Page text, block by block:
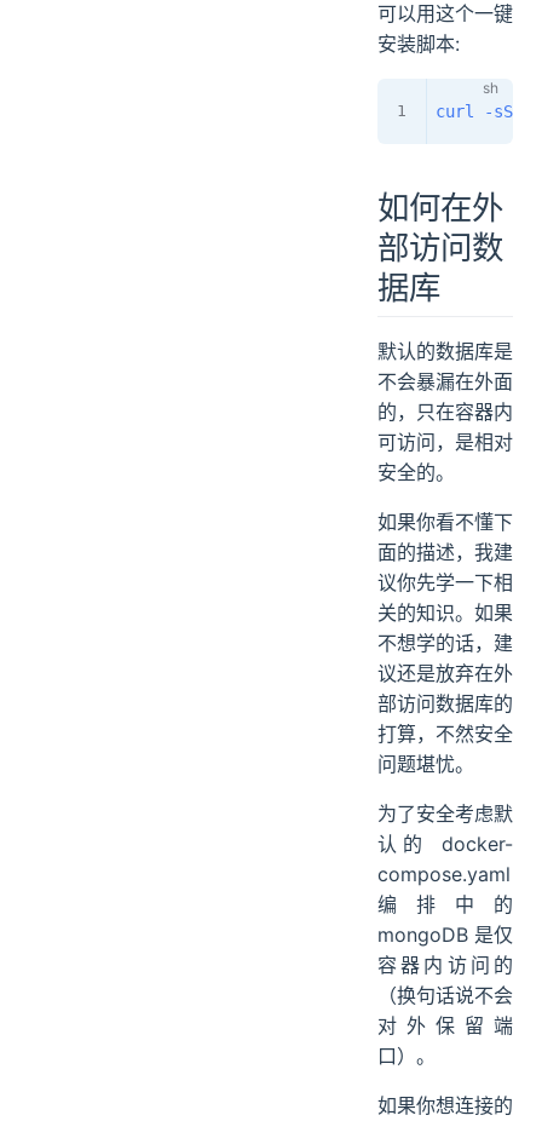
可以用这个一键
安装脚本:
curl -sSL
如何在外
部访问数
据库
默认的数据库是
不会暴漏在外面
的，只在容器内
可访问，是相对
安全的。
如果你看不懂下
面的描述，我建
议你先学一下相
关的知识。如果
不想学的话，建
议还是放弃在外
部访问数据库的
打算，不然安全
问题堪忧。
为了安全考虑默
认的 docker-
compose.yaml
编排中的
mongoDB 是仅
容器内访问的
（换句话说不会
对外保留端
口）。
如果你想连接的